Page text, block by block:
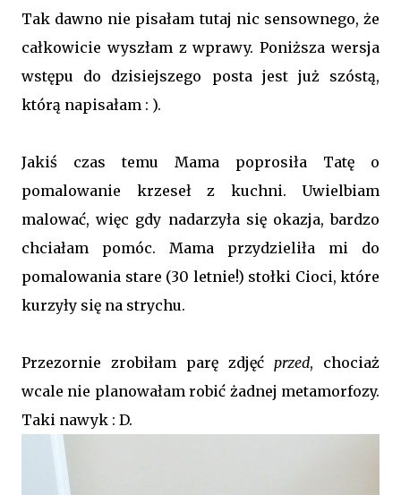
Tak dawno nie pisałam tutaj nic sensownego, że
całkowicie wyszłam z wprawy. Poniższa wersja
wstępu do dzisiejszego posta jest już szóstą,
którą napisałam : ).
Jakiś czas temu Mama poprosiła Tatę o
pomalowanie krzeseł z kuchni. Uwielbiam
malować, więc gdy nadarzyła się okazja, bardzo
chciałam pomóc. Mama przydzieliła mi do
pomalowania stare (30 letnie!) stołki Cioci, które
kurzyły się na strychu.
Przezornie zrobiłam parę zdjęć przed, chociaż
wcale nie planowałam robić żadnej metamorfozy.
Taki nawyk : D.